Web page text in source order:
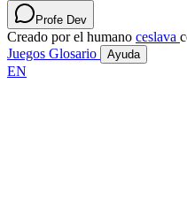
Profe Dev
Creado por el humano ceslava
Juegos Glosario Ayuda
EN